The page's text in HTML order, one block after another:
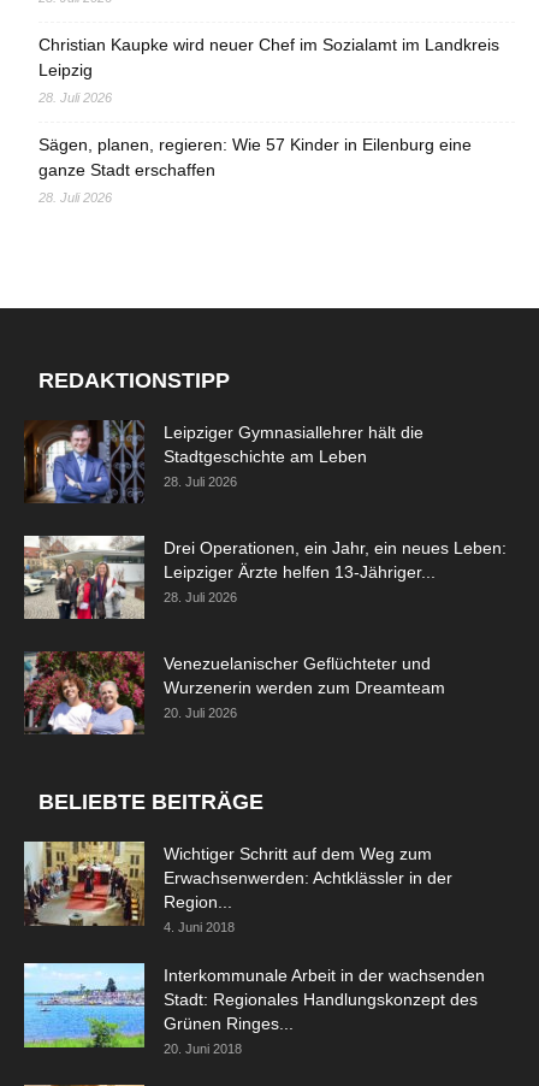
Christian Kaupke wird neuer Chef im Sozialamt im Landkreis
Leipzig
28. Juli 2026
Sägen, planen, regieren: Wie 57 Kinder in Eilenburg eine
ganze Stadt erschaffen
28. Juli 2026
REDAKTIONSTIPP
Leipziger Gymnasiallehrer hält die
Stadtgeschichte am Leben
28. Juli 2026
Drei Operationen, ein Jahr, ein neues Leben:
Leipziger Ärzte helfen 13-Jähriger...
28. Juli 2026
Venezuelanischer Geflüchteter und
Wurzenerin werden zum Dreamteam
20. Juli 2026
BELIEBTE BEITRÄGE
Wichtiger Schritt auf dem Weg zum
Erwachsenwerden: Achtklässler in der
Region...
4. Juni 2018
Interkommunale Arbeit in der wachsenden
Stadt: Regionales Handlungskonzept des
Grünen Ringes...
20. Juni 2018